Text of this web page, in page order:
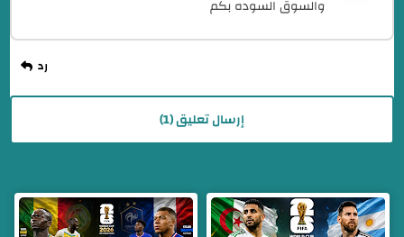
والسوق السوده بكم
إرسال تعليق (1)